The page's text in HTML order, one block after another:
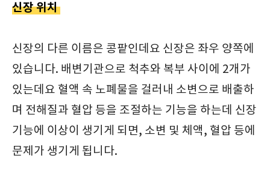
신장 위치
신장의 다른 이름은 콩팥인데요 신장은 좌우 양쪽에
있습니다. 배변기관으로 척추와 복부 사이에 2개가
있는데요 혈액 속 노폐물을 걸러내 소변으로 배출하
며 전해질과 혈압 등을 조절하는 기능을 하는데 신장
기능에 이상이 생기게 되면, 소변 및 체액, 혈압 등에
문제가 생기게 됩니다.